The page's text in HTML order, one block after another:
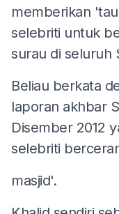
memberikan
selebriti untuk
surau di seluruh
Beliau berkata
laporan akhbar
Disember 2012
selebriti
masjid'.